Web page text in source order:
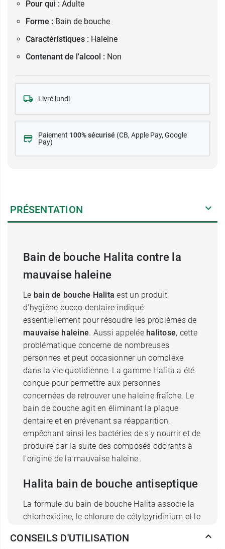
Pour qui : Adulte
Forme : Bain de bouche
Caractéristiques : Haleine
Contenant de l'alcool : Non
Livré lundi
Paiement 100% sécurisé (CB, Apple Pay, Google
Pay)
PRÉSENTATION
Bain de bouche Halita contre la
mauvaise haleine
Le bain de bouche Halita est un produit
d'hygiène bucco-dentaire indiqué
essentiellement pour résoudre les problèmes de
mauvaise haleine. Aussi appelée halitose, cette
problématique concerne de nombreuses
personnes et peut occasionner un complexe
dans la vie quotidienne. La gamme Halita a été
conçue pour permettre aux personnes
concernées de retrouver une haleine fraîche. Le
bain de bouche agit en éliminant la plaque
dentaire et en prévenant sa réapparition,
empêchant ainsi les bactéries de s'y nourrir et de
produire par la suite des composés odorants à
l'origine de la mauvaise haleine.
Halita bain de bouche antiseptique
La formule du bain de bouche Halita associe la
chlorhexidine, le chlorure de cétylpyridinium et le
antiseptique et antibactérienne
CONSEILS D'UTILISATION